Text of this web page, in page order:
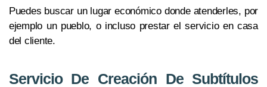
Puedes buscar un lugar económico donde atenderles, por
ejemplo un pueblo, o incluso prestar el servicio en casa
del cliente.
Servicio De Creación De Subtítulos